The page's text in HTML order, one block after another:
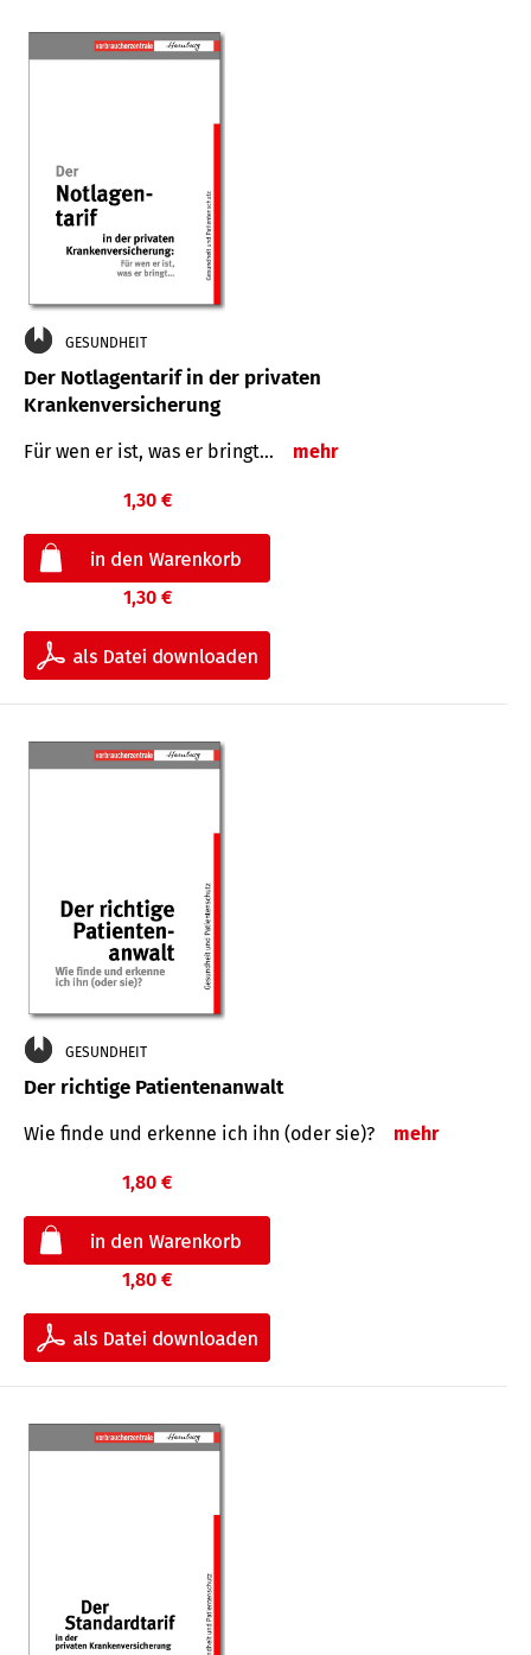
GESUNDHEIT
Der Notlagentarif in der privaten
Krankenversicherung
Für wen er ist, was er bringt… mehr
1,30 €
1,30 €
GESUNDHEIT
Der richtige Patientenanwalt
Wie finde und erkenne ich ihn (oder sie)? mehr
1,80 €
1,80 €